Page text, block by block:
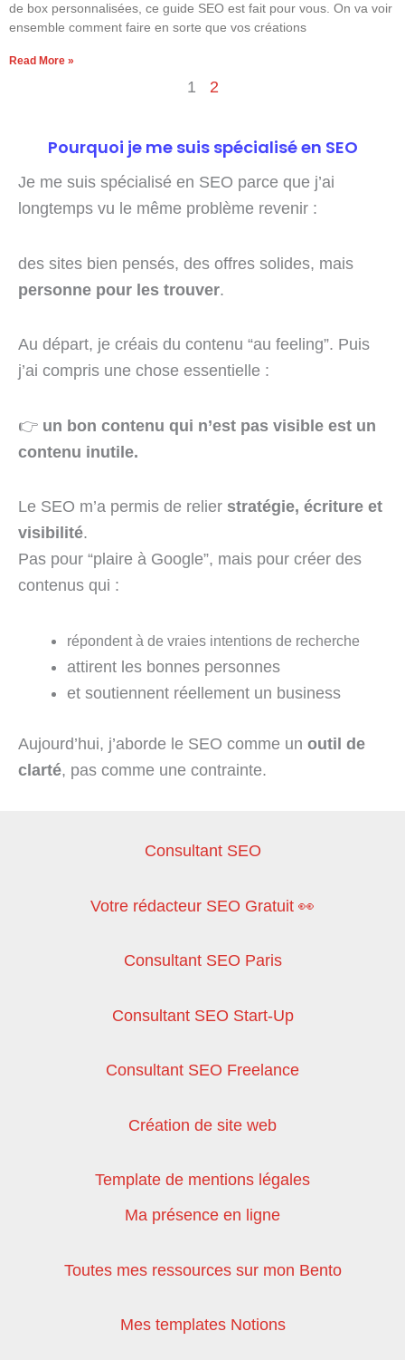
de box personnalisées, ce guide SEO est fait pour vous. On va voir
ensemble comment faire en sorte que vos créations
Read More »
1 2
Pourquoi je me suis spécialisé en SEO
Je me suis spécialisé en SEO parce que j’ai
longtemps vu le même problème revenir :
des sites bien pensés, des offres solides, mais
personne pour les trouver.
Au départ, je créais du contenu “au feeling”. Puis
j’ai compris une chose essentielle :
👉 un bon contenu qui n’est pas visible est un
contenu inutile.
Le SEO m’a permis de relier stratégie, écriture et
visibilité.
Pas pour “plaire à Google”, mais pour créer des
contenus qui :
répondent à de vraies intentions de recherche
attirent les bonnes personnes
et soutiennent réellement un business
Aujourd’hui, j’aborde le SEO comme un outil de
clarté, pas comme une contrainte.
Consultant SEO
Votre rédacteur SEO Gratuit 👀
Consultant SEO Paris
Consultant SEO Start-Up
Consultant SEO Freelance
Création de site web
Template de mentions légales
Ma présence en ligne
Toutes mes ressources sur mon Bento
Mes templates Notions